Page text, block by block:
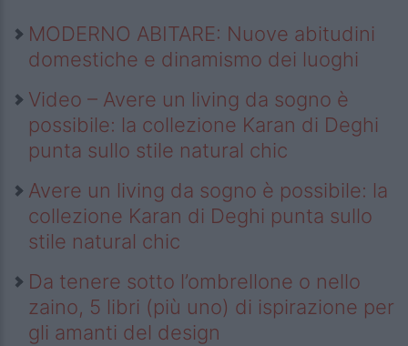
MODERNO ABITARE: Nuove abitudini
domestiche e dinamismo dei luoghi
Video – Avere un living da sogno è
possibile: la collezione Karan di Deghi
punta sullo stile natural chic
Avere un living da sogno è possibile: la
collezione Karan di Deghi punta sullo
stile natural chic
Da tenere sotto l’ombrellone o nello
zaino, 5 libri (più uno) di ispirazione per
gli amanti del design